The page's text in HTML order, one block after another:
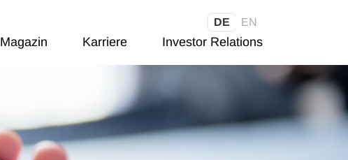
DE EN
Magazin Karriere Investor Relations